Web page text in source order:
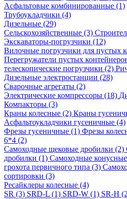
Асфальтовые комбинированные (1)
Трубоукладчики (4)
Дизельные (29)
Сельскохозяйственные (3)
Экскаваторы-погрузчики (12)
Вилочные погрузчики для пустых
Перегружатели пустых
телескопические погрузчики (2)
Дизельные электростанции (28)
Сварочные агрегаты (2)
Электрические компрессоры (18)
Компакторы (3)
Краны колесные (2) Краны
Асфальтоукладчики гусеничные (4)
Фрезы гусеничные (1) Фрезы
6*4 (2)
Самоходные щековые дробилки (2)
дробилки (1) Самоходные
грохота первичного типа (3)
сортировки (3)
Ресайклеры колесные (4)
SR (3) SRD-L (1) SRD-W (1) SR-H